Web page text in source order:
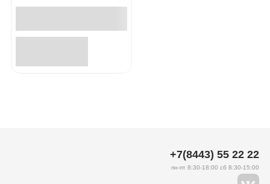
+7(8443) 55 22 22
пн-пт 8:30-18:00 сб 8:30-15:00